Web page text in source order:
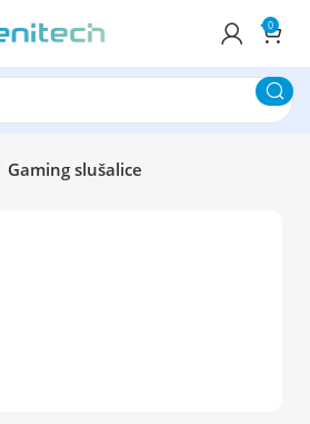
0
Gaming slušalice